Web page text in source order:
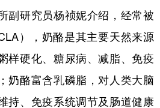
副研究员杨祯妮介绍，经常被
），奶酪是其主要天然来源
样硬化、糖尿病、减脂、免疫
奶酪富含乳磷脂，对人类大脑
持、免疫系统调节及肠道健康